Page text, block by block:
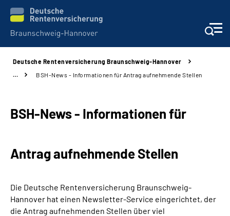
Karriere
Über uns
Deutsche Rentenversicherung Braunschweig-Hannover
…
BSH-News - Informationen für Antrag aufnehmende Stellen
BSH-News - Informationen für
Antrag aufnehmende Stellen
Die Deutsche Rentenversicherung Braunschweig-
Hannover hat einen Newsletter-Service eingerichtet, der
die Antrag aufnehmenden Stellen über viel